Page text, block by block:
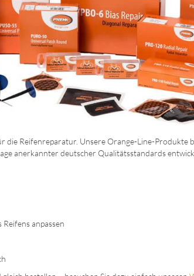
die Reifenreparatur. Unsere Orange-Line-Produkte
anerkannter deutscher Qualitätsstandards
anpassen